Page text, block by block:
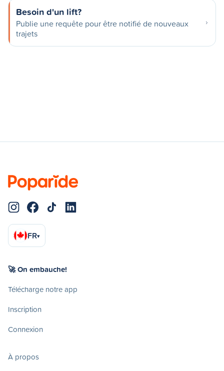
Besoin d'un lift?
Publie une requête pour être notifié de nouveaux
trajets
FR▾
🚀 On embauche!
Télécharge notre app
Inscription
Connexion
À propos